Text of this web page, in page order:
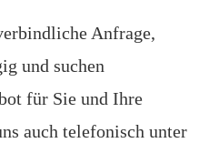
Anfrage,
und suchen
für Sie und Ihre
auch telefonisch unter